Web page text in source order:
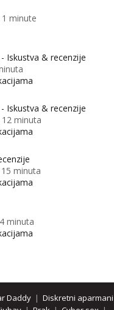
1 minute
Iskustva & recenzije
- Iskustva & recenzije
12 minuta
minuta
minuta
Daddy| Diskretni aparmani